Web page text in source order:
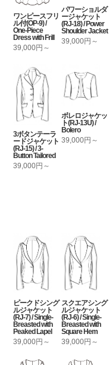
ワンピースフリ
ル付(OP-9) /
One-Piece
Dress with Frill
39,000円～
パワーショルダ
ージャケット
(RJ-18) / Power
Shoulder Jacket
39,000円～
3ボタンテーラ
ードジャケット
(RJ-15) / 3-
Button Tailored
39,000円～
ボレロジャケッ
ト(RJ-13U) /
Bolero
39,000円～
ピークドシング
ルジャケット
(RJ-7) / Single-
Breasted with
Peaked Lapel
39,000円～
スクエアシング
ルジャケット
(RJ-6) / Single-
Breasted with
Square Hem
39,000円～